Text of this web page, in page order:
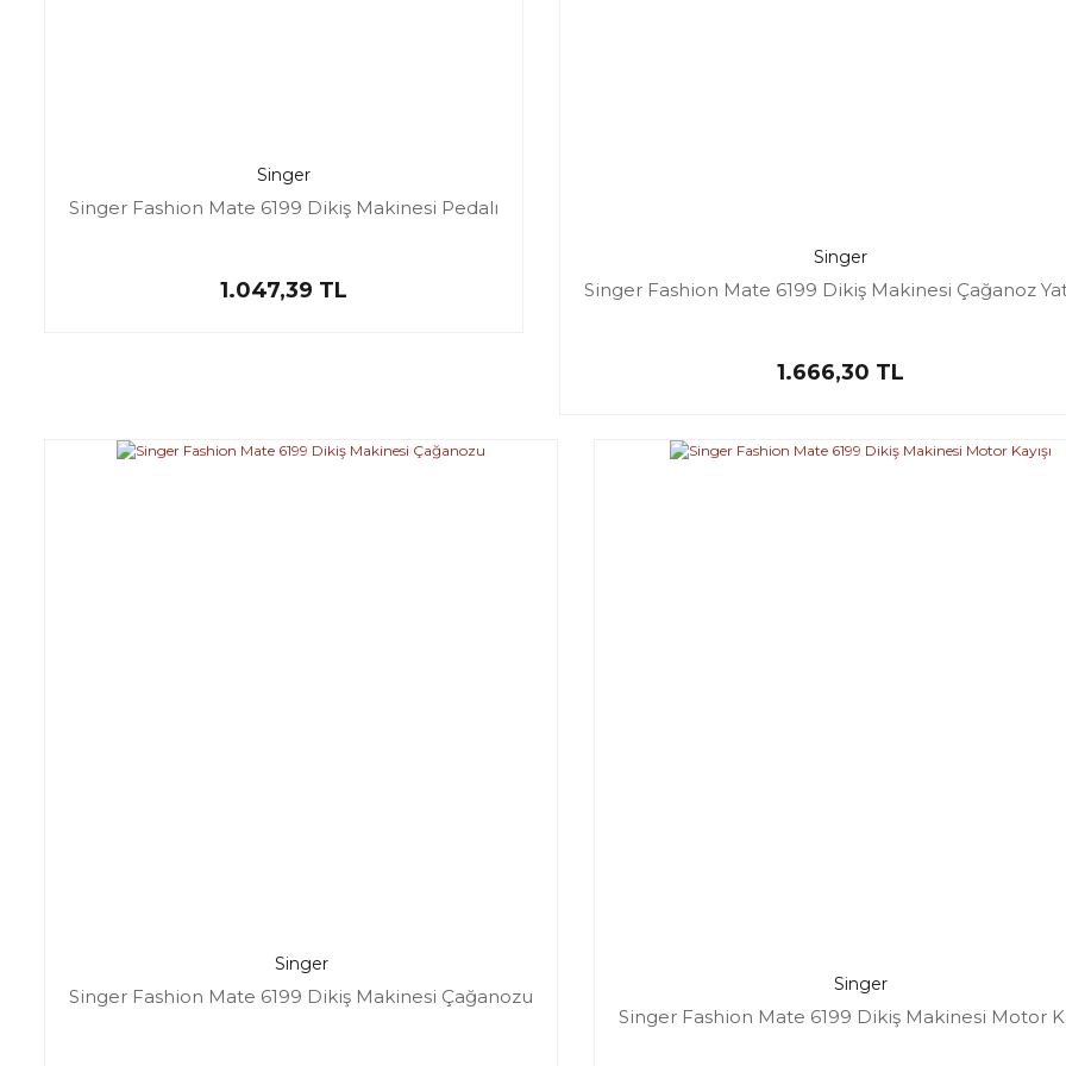
Singer
Singer Fashion Mate 6199 Dikiş Makinesi Pedalı
1.047,39 TL
Singer
Singer Fashion Mate 6199 Dikiş Makinesi Çağanoz
1.666,30 TL
Singer
Singer Fashion Mate 6199 Dikiş Makinesi Çağanozu
Singer
Singer Fashion Mate 6199 Dikiş Makinesi Motor